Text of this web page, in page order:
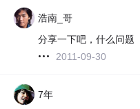
浩南_哥
分享一下吧，什么问题
2011-09-30
7年